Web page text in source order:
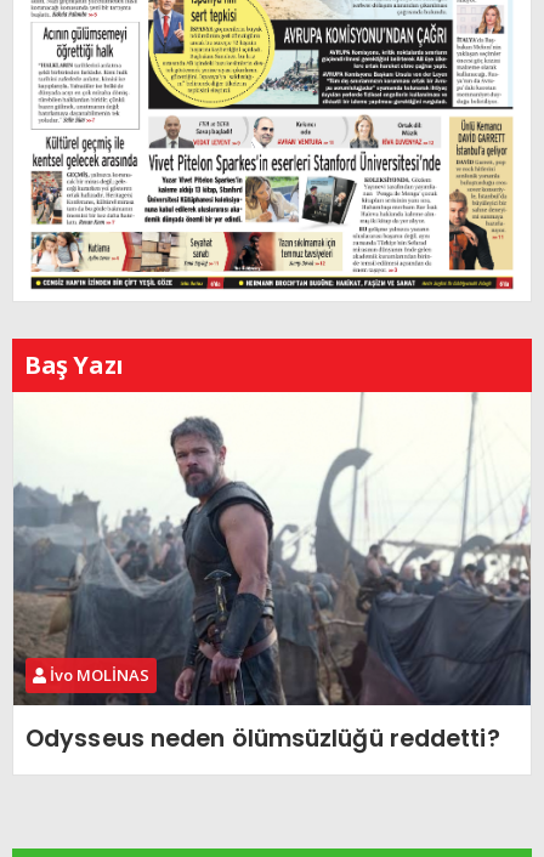
Baş Yazı
İvo MOLİNAS
Odysseus neden ölümsüzlüğü reddetti?